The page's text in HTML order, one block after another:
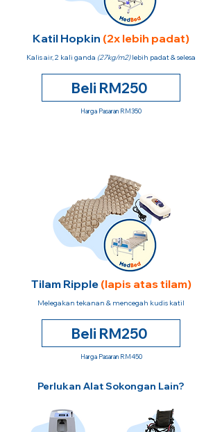
Katil Hopkin (2x lebih padat)
Kalis air, 2 kali ganda (27kg/m2)lebih padat & selesa
Beli RM250
Harga Pasaran RM350
Tilam Ripple (lapis atas tilam)
Melegakan tekanan & mencegah kudis katil
Beli RM250
Harga Pasaran RM450
Perlukan Alat Sokongan Lain?